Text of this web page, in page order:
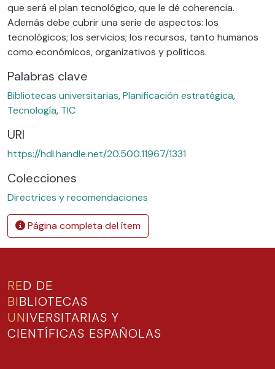
que será el plan tecnológico, que le dé coherencia.
Además debe cubrir una serie de aspectos: los
tecnológicos; los servicios; los recursos, tanto humanos
como económicos, organizativos y políticos.
Palabras clave
Bibliotecas universitarias,Planificación estratégica,
Tecnología, TIC
URI
https://hdl.handle.net/20.500.11967/1331
Colecciones
Directrices y recomendaciones
Página completa del ítem
RED DE
BIBLIOTECAS
UNIVERSITARIAS Y
CIENTÍFICAS ESPAÑOLAS